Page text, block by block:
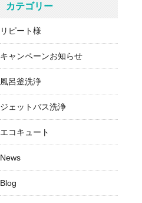
カテゴリー
リピート様
キャンペーンお知らせ
風呂釜洗浄
ジェットバス洗浄
エコキュート
News
Blog